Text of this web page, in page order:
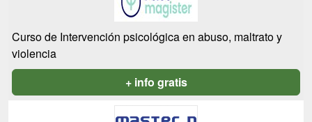
Curso de Intervención psicológica en abuso, maltrato y
violencia
+ info gratis